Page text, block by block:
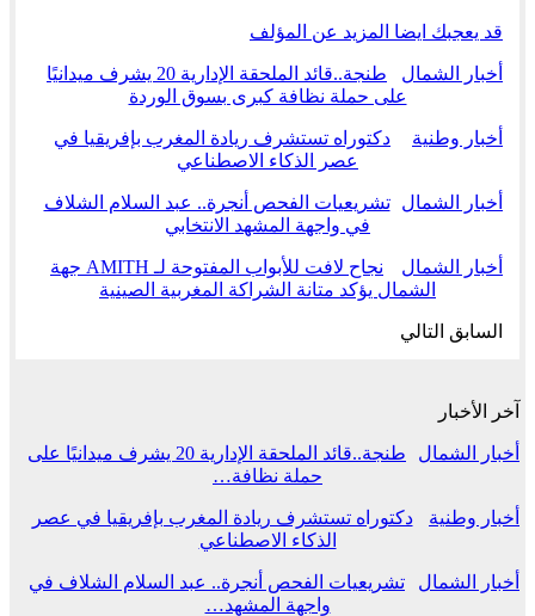
قد يعجبك ايضا المزيد عن المؤلف
أخبار الشمال
طنجة..قائد الملحقة الإدارية 20 يشرف ميدانيًا
على حملة نظافة كبرى بسوق الوردة
أخبار وطنية
دكتوراه تستشرف ريادة المغرب بإفريقيا في
عصر الذكاء الاصطناعي
أخبار الشمال
تشريعيات الفحص أنجرة.. عبد السلام الشلاف
في واجهة المشهد الانتخابي
أخبار الشمال
نجاح لافت للأبواب المفتوحة لـ AMITH جهة
الشمال يؤكد متانة الشراكة المغربية الصينية
السابق التالي
آخر الأخبار
أخبار الشمال
طنجة..قائد الملحقة الإدارية 20 يشرف ميدانيًا على
حملة نظافة…
أخبار وطنية
دكتوراه تستشرف ريادة المغرب بإفريقيا في عصر
الذكاء الاصطناعي
أخبار الشمال
تشريعيات الفحص أنجرة.. عبد السلام الشلاف في
واجهة المشهد…